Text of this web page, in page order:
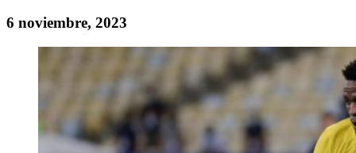
6 noviembre, 2023